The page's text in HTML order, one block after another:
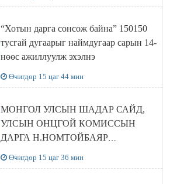
“Хотын дарга сонсож байна” 150150
тусгай дугаарыг наймдугаар сарын 14-
нөөс ажиллуулж эхэлнэ
Өчигдөр 15 цаг 44 мин
МОНГОЛ УЛСЫН ШАДАР САЙД,
УЛСЫН ОНЦГОЙ КОМИССЫН
ДАРГА Н.НОМТОЙБАЯР
Өчигдөр 15 цаг 36 мин